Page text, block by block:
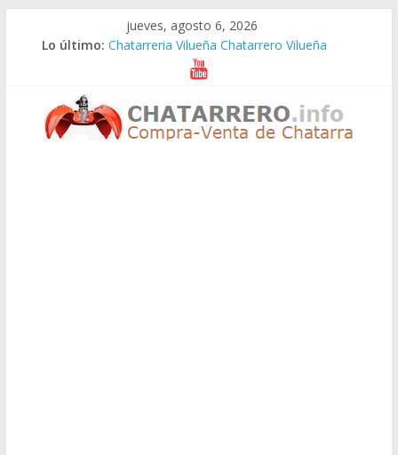
jueves, agosto 6, 2026
Lo último: Chatarreria Vilueña Chatarrero Vilueña
Chatarreria Zuera Chatarrero Zuera
Chatarreria Zaragoza Chatarrero Zaragoza
Chatarreria Zaida Chatarrero Zaida
Chatarreria Vistabella Chatarrero Vistabella